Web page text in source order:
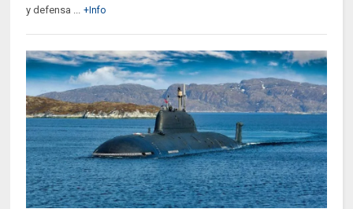
y defensa ... +Info